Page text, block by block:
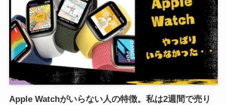
Apple Watchがいらない人の特徴。私は2週間で売り